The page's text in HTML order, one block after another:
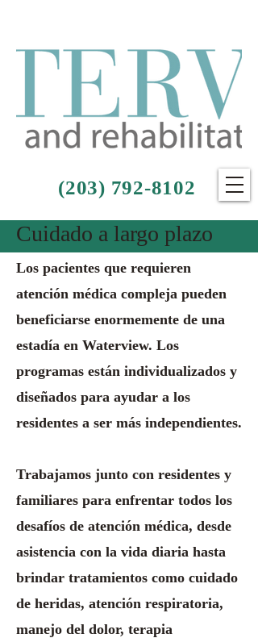
(203) 792-8102
Cuidado a largo plazo
Los pacientes que requieren
atención médica compleja pueden
beneficiarse enormemente de una
estadía en Waterview. Los
programas están individualizados y
diseñados para ayudar a los
residentes a ser más independientes.
Trabajamos junto con residentes y
familiares para enfrentar todos los
desafíos de atención médica, desde
asistencia con la vida diaria hasta
brindar tratamientos como cuidado
de heridas, atención respiratoria,
manejo del dolor, terapia